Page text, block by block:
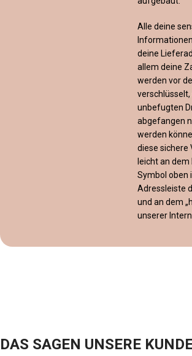
Alle deine
deine
allem deine
werden vor
verschlüsselt,
unbefugten
abgefangen
werden
diese sichere
leicht an
Symbol oben
Adressleiste
und an dem
unserer
DAS SAGEN UNSERE